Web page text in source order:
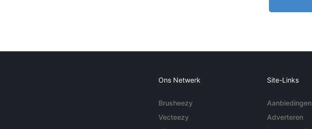
Ons Netwerk
Brusheezy
Vecteezy
Site-Links
Aanbiedingen
Adverteren